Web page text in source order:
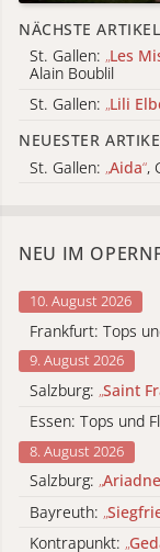
NÄCHSTE ARTIKEL
St. Gallen: „Les
Alain Boublil
St. Gallen: „Lili
NEUESTER
St. Gallen: „Aida“,
NEU IM
10. August 2026
Frankfurt: Tops
9. August 2026
Salzburg: „Saint
Essen: Tops und
8. August 2026
Salzburg: „
Bayreuth: „
Kontrapunkt: „